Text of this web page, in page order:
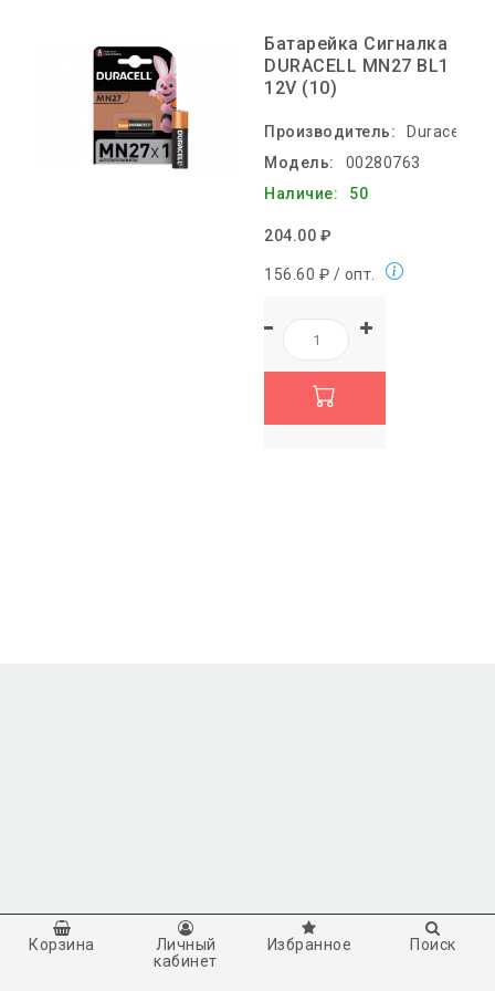
Батарейка Сигналка
DURACELL MN27 BL1
12V (10)
Производитель:
Duracell
Модель:
00280763
Наличие:
50
204.00 ₽
156.60 ₽ / опт.
Корзина
Личный
кабинет
Избранное Поиск